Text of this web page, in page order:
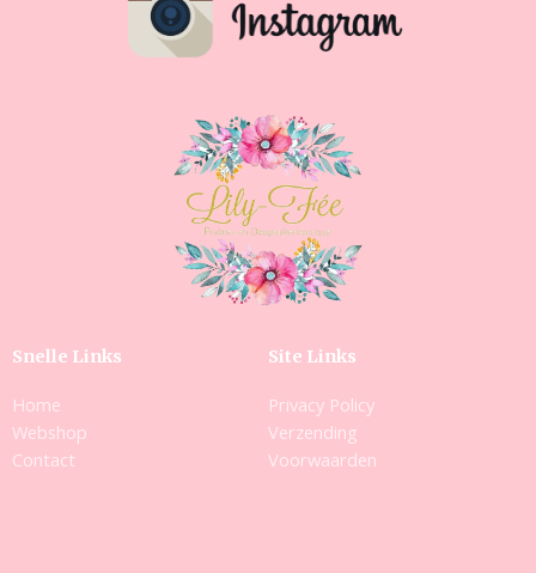
Snelle Links
Home
Webshop
Contact
Site Links
Privacy Policy
Verzending
Voorwaarden